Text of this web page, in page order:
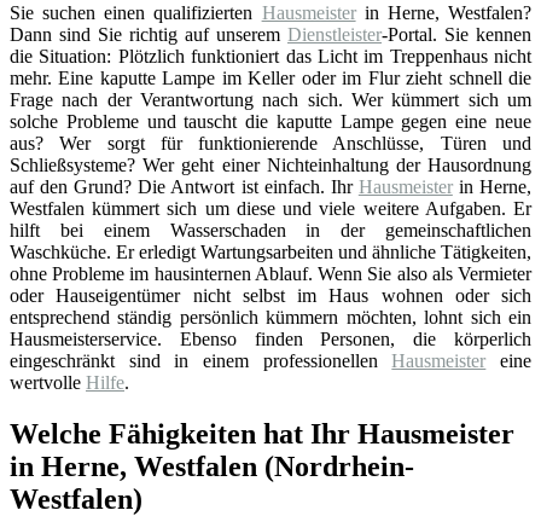
Sie suchen einen qualifizierten Hausmeisterin Herne, Westfalen?
Dann sind Sie richtig auf unserem Dienstleister-Portal. Sie kennen
die Situation: Plötzlich funktioniert das Licht im Treppenhaus nicht
mehr. Eine kaputte Lampe im Keller oder im Flur zieht schnell die
Frage nach der Verantwortung nach sich. Wer kümmert sich um
solche Probleme und tauscht die kaputte Lampe gegen eine neue
aus? Wer sorgt für funktionierende Anschlüsse, Türen und
Schließsysteme? Wer geht einer Nichteinhaltung der Hausordnung
auf den Grund? Die Antwort ist einfach. Ihr Hausmeisterin Herne,
Westfalen kümmert sich um diese und viele weitere Aufgaben. Er
hilft bei einem Wasserschaden in der gemeinschaftlichen
Waschküche. Er erledigt Wartungsarbeiten und ähnliche Tätigkeiten,
ohne Probleme im hausinternen Ablauf. Wenn Sie also als Vermieter
oder Hauseigentümer nicht selbst im Haus wohnen oder sich
entsprechend ständig persönlich kümmern möchten, lohnt sich ein
Hausmeisterservice. Ebenso finden Personen, die körperlich
eingeschränkt sind in einem professionellenHausmeister eine
wertvolle Hilfe.
Welche Fähigkeiten hat Ihr Hausmeister
in Herne, Westfalen (Nordrhein-
Westfalen)